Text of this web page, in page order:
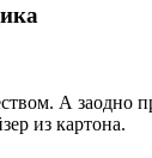
А заодно
из картона.